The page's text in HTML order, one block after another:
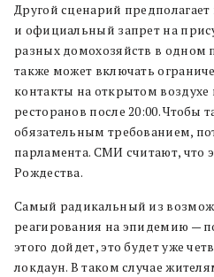
Другой сценарий
и официальный запрет на
разных домохозяйств в одном
также может включать
контакты на открытом воздухе
ресторанов после 20:00. Чтобы
обязательным требованием,
парламента. СМИ считают, что
Рождества.
Самый радикальный из
реагирования на эпидемию —
этого дойдет, это будет уже
локдаун. В таком случае